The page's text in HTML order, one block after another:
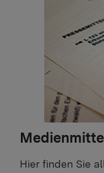
Hier finden Sie